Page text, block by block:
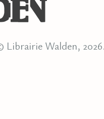
Librairie Walden,